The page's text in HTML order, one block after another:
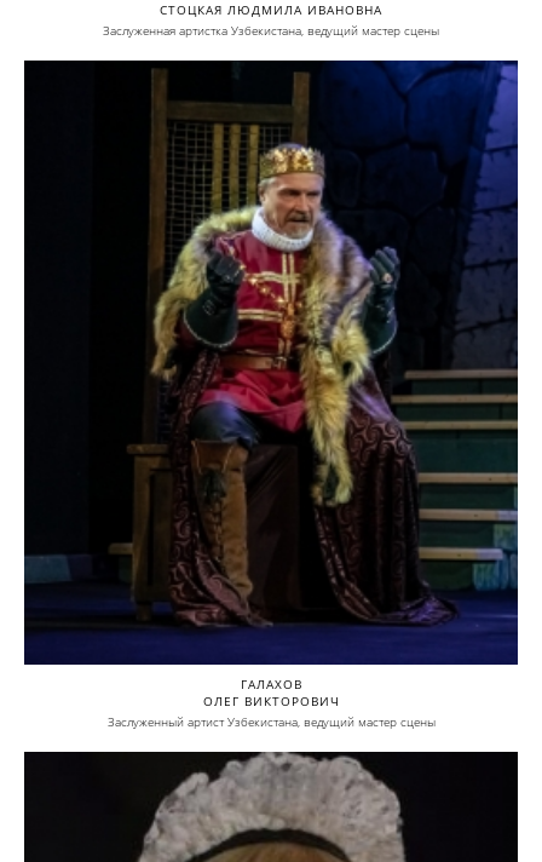
СТОЦКАЯ ЛЮДМИЛА ИВАНОВНА
Заслуженная артистка Узбекистана, ведущий мастер сцены
ГАЛАХОВ
ОЛЕГ ВИКТОРОВИЧ
Заслуженный артист Узбекистана, ведущий мастер сцены